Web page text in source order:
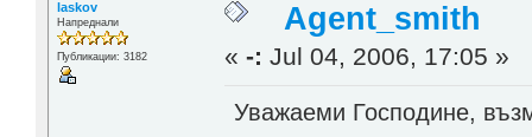
laskov
Напреднали
Публикации: 3182
Agent_smith
«-: Jul 04, 2006, 17:05 »
Уважаеми Господине,